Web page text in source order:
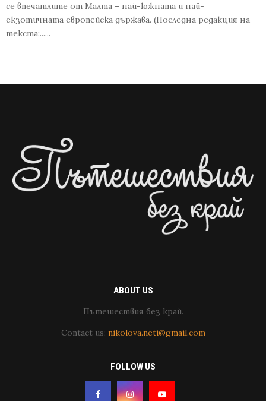
се впечатлите от Малта – най-южната и най-
екзотичната европейска държава. (Последна редакция на
текста:......
ABOUT US
Пътешествия без край.
Contact us: nikolova.neti@gmail.com
FOLLOW US